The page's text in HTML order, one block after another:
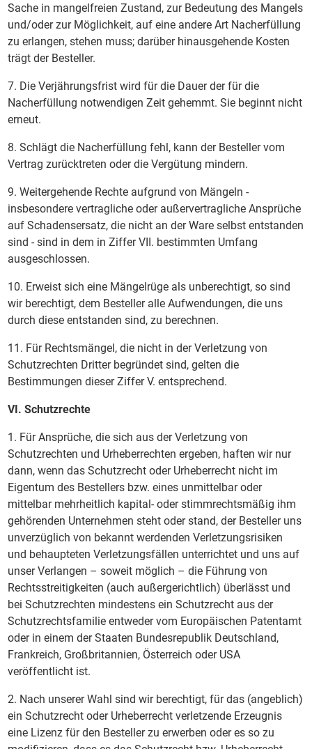
Sache in mangelfreien Zustand, zur Bedeutung des Mangels
und/oder zur Möglichkeit, auf eine andere Art Nacherfüllung
zu erlangen, stehen muss; darüber hinausgehende Kosten
trägt der Besteller.
7. Die Verjährungsfrist wird für die Dauer der für die
Nacherfüllung notwendigen Zeit gehemmt. Sie beginnt nicht
erneut.
8. Schlägt die Nacherfüllung fehl, kann der Besteller vom
Vertrag zurücktreten oder die Vergütung mindern.
9. Weitergehende Rechte aufgrund von Mängeln -
insbesondere vertragliche oder außervertragliche Ansprüche
auf Schadensersatz, die nicht an der Ware selbst entstanden
sind - sind in dem in Ziffer VII. bestimmten Umfang
ausgeschlossen.
10. Erweist sich eine Mängelrüge als unberechtigt, so sind
wir berechtigt, dem Besteller alle Aufwendungen, die uns
durch diese entstanden sind, zu berechnen.
11. Für Rechtsmängel, die nicht in der Verletzung von
Schutzrechten Dritter begründet sind, gelten die
Bestimmungen dieser Ziffer V. entsprechend.
VI. Schutzrechte
1. Für Ansprüche, die sich aus der Verletzung von
Schutzrechten und Urheberrechten ergeben, haften wir nur
dann, wenn das Schutzrecht oder Urheberrecht nicht im
Eigentum des Bestellers bzw. eines unmittelbar oder
mittelbar mehrheitlich kapital- oder stimmrechtsmäßig ihm
gehörenden Unternehmen steht oder stand, der Besteller uns
unverzüglich von bekannt werdenden Verletzungsrisiken
und behaupteten Verletzungsfällen unterrichtet und uns auf
unser Verlangen – soweit möglich – die Führung von
Rechtsstreitigkeiten (auch außergerichtlich) überlässt und
bei Schutzrechten mindestens ein Schutzrecht aus der
Schutzrechtsfamilie entweder vom Europäischen Patentamt
oder in einem der Staaten Bundesrepublik Deutschland,
Frankreich, Großbritannien, Österreich oder USA
veröffentlicht ist.
2. Nach unserer Wahl sind wir berechtigt, für das (angeblich)
ein Schutzrecht oder Urheberrecht verletzende Erzeugnis
eine Lizenz für den Besteller zu erwerben oder es so zu